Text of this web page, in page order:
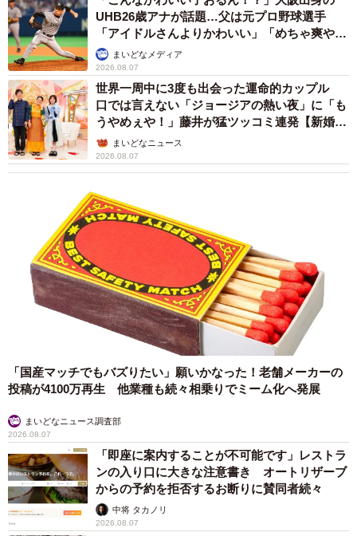
UHB26歳アナが話題…父は元プロ野球選手
「アイドルさんよりかわいい」「めちゃ爽や
か」まいどなメディア
2026.08.07
世界一周中に3度も出会った運命的カップル
口では言えない「ジョージアの熱い夜」に「も
うやめぇや！」藤井が猛ツッコミ連発【新婚さ
ん】まいどなニュース
2026.08.07
「国産マッチでもバズりたい」願いかなった！老舗メーカーの
投稿が4100万再生 他業種も続々相乗りでミーム化へ発展
まいどなニュース調査部
2026.08.07
「即座に案内することが不可能です」レストラ
ンの入り口に大きな注意書き オートリザーブ
からの予約を拒否するお断りに賛同者続々
中将 タカノリ
2026.08.07